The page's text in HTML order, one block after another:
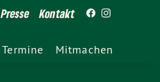
Presse Kontakt
Termine Mitmachen